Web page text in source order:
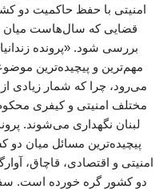
امنیتی با حفظ حاکمیت دو
قضایی که سال‌هاست میان
بررسی شود. «پرونده
مهم‌ترین و پیچیده‌ترین
می‌رود، چرا که شمار زیادی
مختلف امنیتی و کیفری
لبنان نگهداری می‌شوند.
پیچیده‌ترین مسائل میان
امنیتی و اقتصادی، قاچاق،
دو کشور گره خورده است.